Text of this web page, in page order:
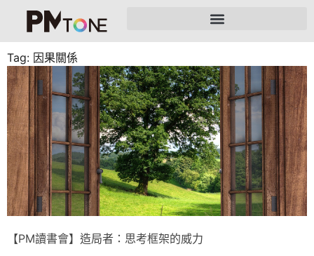
Tag: 因果關係
【PM讀書會】造局者：思考框架的威力